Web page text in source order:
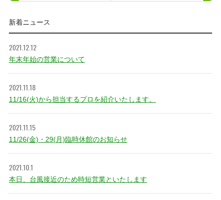
新着ニュース
2021.12.12
年末年始の営業について
2021.11.18
11/16(火)から担当するプロを紹介いたします。
2021.11.15
11/26(金)・29(月)臨時休館のお知らせ
2021.10.1
本日、台風接近のため時短営業といたします